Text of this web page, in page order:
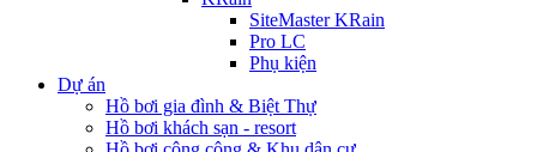
SiteMaster KRain
Pro LC
Phụ kiện
Dự án
Hồ bơi gia đình & Biệt Thự
Hồ bơi khách sạn - resort